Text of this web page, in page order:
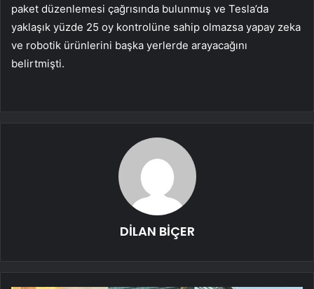
paket düzenlemesi çağrısında bulunmuş ve Tesla’da
yaklaşık yüzde 25 oy kontrolüne sahip olmazsa yapay zeka
ve robotik ürünlerini başka yerlerde arayacağını
belirtmişti.
DİLAN BİÇER